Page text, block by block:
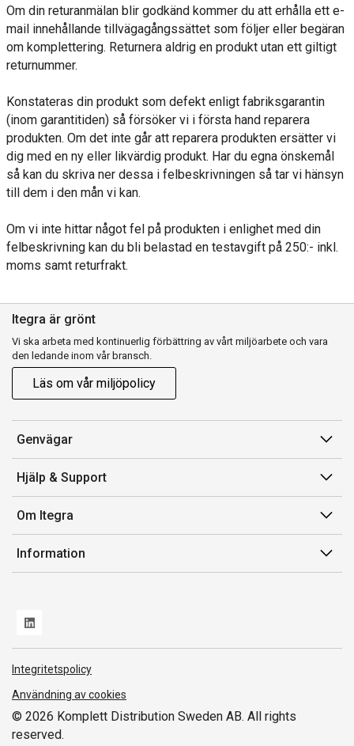
Om din returanmälan blir godkänd kommer du att erhålla ett e-
mail innehållande tillvägagångssättet som följer eller begäran
om komplettering. Returnera aldrig en produkt utan ett giltigt
returnummer.
Konstateras din produkt som defekt enligt fabriksgarantin
(inom garantitiden) så försöker vi i första hand reparera
produkten. Om det inte går att reparera produkten ersätter vi
dig med en ny eller likvärdig produkt. Har du egna önskemål
så kan du skriva ner dessa i felbeskrivningen så tar vi hänsyn
till dem i den mån vi kan.
Om vi inte hittar något fel på produkten i enlighet med din
felbeskrivning kan du bli belastad en testavgift på 250:- inkl.
moms samt returfrakt.
Itegra är grönt
Vi ska arbeta med kontinuerlig förbättring av vårt miljöarbete och vara
den ledande inom vår bransch.
Läs om vår miljöpolicy
Genvägar
Min sida
Orderhistorik
Fakturor & Kvitton
Inköpslistor
Hjälp & Support
Kundservice
Retur
Transportskada
Om Itegra
Om oss
Vi är Itegra
Whistleblowing
Norwegian Transparency Act
Information
© 2026 Komplett Distribution Sweden AB. All rights
reserved.
Integritetspolicy
Användning av cookies